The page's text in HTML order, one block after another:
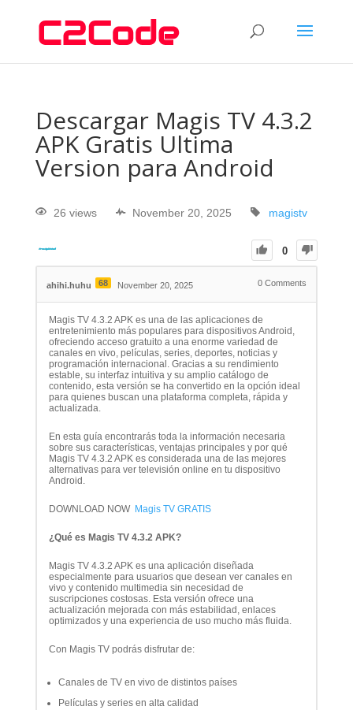
Descargar Magis TV 4.3.2
APK Gratis Ultima
Version para Android
26 views November 20, 2025 magistv
0
ahihi.huhu 68 November 20, 2025 0 Comments
Magis TV 4.3.2 APK es una de las aplicaciones de
entretenimiento más populares para dispositivos Android,
ofreciendo acceso gratuito a una enorme variedad de
canales en vivo, películas, series, deportes, noticias y
programación internacional. Gracias a su rendimiento
estable, su interfaz intuitiva y su amplio catálogo de
contenido, esta versión se ha convertido en la opción ideal
para quienes buscan una plataforma completa, rápida y
actualizada.
En esta guía encontrarás toda la información necesaria
sobre sus características, ventajas principales y por qué
Magis TV 4.3.2 APK es considerada una de las mejores
alternativas para ver televisión online en tu dispositivo
Android.
DOWNLOAD NOW Magis TV GRATIS
¿Qué es Magis TV 4.3.2 APK?
Magis TV 4.3.2 APK es una aplicación diseñada
especialmente para usuarios que desean ver canales en
vivo y contenido multimedia sin necesidad de
suscripciones costosas. Esta versión ofrece una
actualización mejorada con más estabilidad, enlaces
optimizados y una experiencia de uso mucho más fluida.
Con Magis TV podrás disfrutar de:
Canales de TV en vivo de distintos países
Películas y series en alta calidad